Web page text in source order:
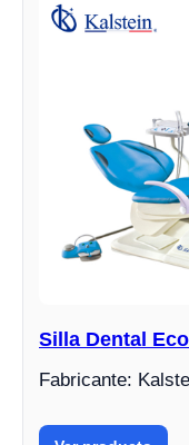
Silla Dental
Fabricante: